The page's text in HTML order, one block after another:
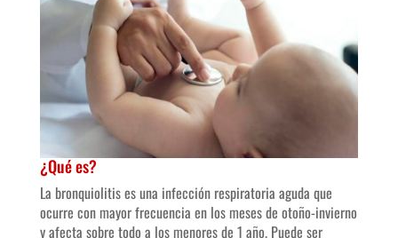
¿Qué es?
La bronquiolitis es una infección respiratoria aguda que
ocurre con mayor frecuencia en los meses de otoño-invierno
y afecta sobre todo a los menores de 1 año. Puede ser